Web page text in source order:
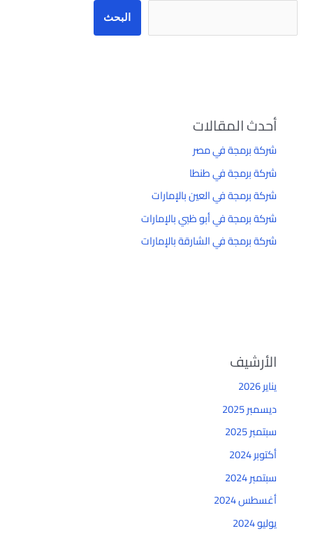
البحث
أحدث المقالات
شركة برمجة في مصر
شركة برمجة في طنطا
شركة برمجة في العين بالإمارات
شركة برمجة في أبو ظبي بالإمارات
شركة برمجة في الشارقة بالإمارات
الأرشيف
يناير 2026
ديسمبر 2025
سبتمبر 2025
أكتوبر 2024
سبتمبر 2024
أغسطس 2024
يوليو 2024